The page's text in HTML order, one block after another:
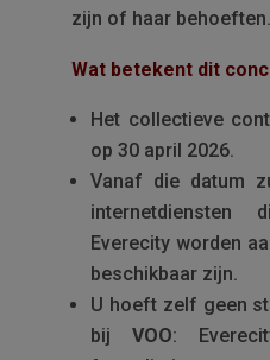
zijn of haar behoeften.
Wat betekent dit
Het collectieve
op 30 april 2026.
Vanaf die datum
Everecity worden
beschikbaar zijn.
U hoeft zelf geen
bij VOO: